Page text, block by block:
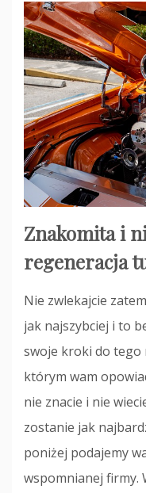
Znakomita i
regeneracja
Nie zwlekajcie
jak najszybciej i to
swoje kroki do
którym wam
nie znacie i nie
zostanie jak
poniżej podajemy
wspomnianej firmy.